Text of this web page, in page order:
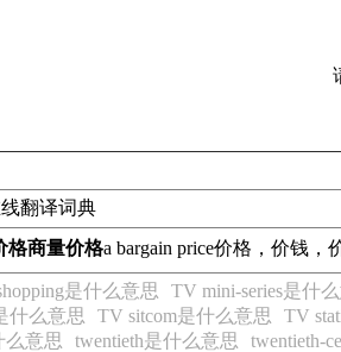
翻译词典
格商量价格a bargain price价格，价钱，
是什么意思 TV mini-series是什
什么意思
TV sitcom是什么意思 TV
么意思
twentieth是什么意思 twentieth-